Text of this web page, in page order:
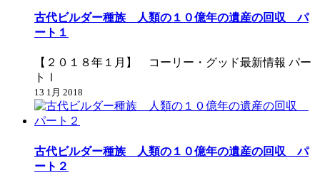
古代ビルダー種族 人類の１０億年の遺産の回収 パ
ート１
【２０１８年１月】 コーリー・グッド最新情報 パー
トⅠ
13 1月 2018
古代ビルダー種族 人類の１０億年の遺産の回収 パ
ート２